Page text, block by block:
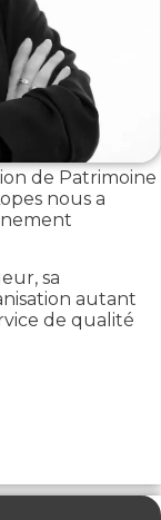
de Patrimoine
nous a
sa
autant
de qualité